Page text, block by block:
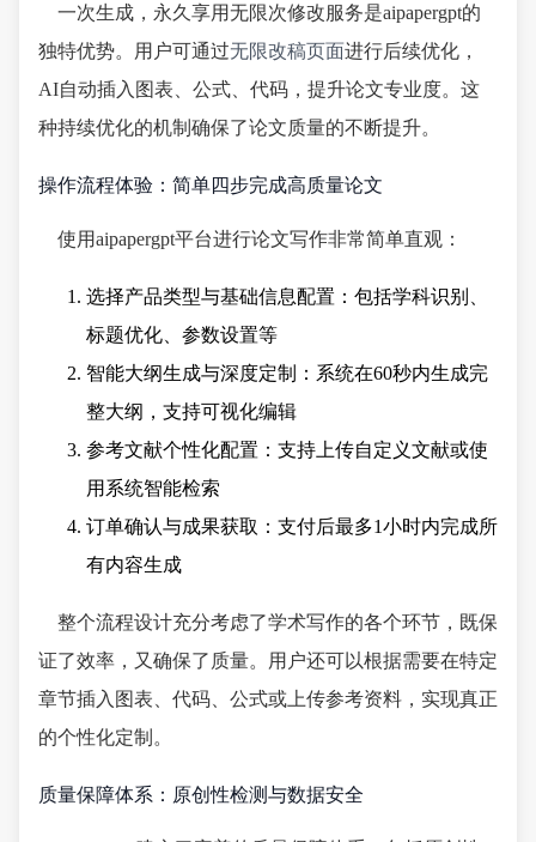
一次生成，永久享用无限次修改服务是aipapergpt的
独特优势。用户可通过无限改稿页面进行后续优化，
AI自动插入图表、公式、代码，提升论文专业度。这
种持续优化的机制确保了论文质量的不断提升。
操作流程体验：简单四步完成高质量论文
使用aipapergpt平台进行论文写作非常简单直观：
选择产品类型与基础信息配置：包括学科识别、
标题优化、参数设置等
智能大纲生成与深度定制：系统在60秒内生成完
整大纲，支持可视化编辑
参考文献个性化配置：支持上传自定义文献或使
用系统智能检索
订单确认与成果获取：支付后最多1小时内完成所
有内容生成
整个流程设计充分考虑了学术写作的各个环节，既保
证了效率，又确保了质量。用户还可以根据需要在特定
章节插入图表、代码、公式或上传参考资料，实现真正
的个性化定制。
质量保障体系：原创性检测与数据安全